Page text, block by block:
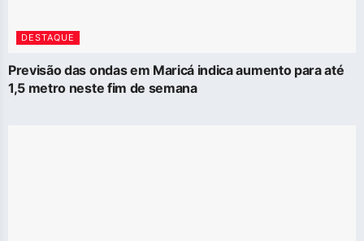
DESTAQUE
Previsão das ondas em Maricá indica aumento para até
1,5 metro neste fim de semana